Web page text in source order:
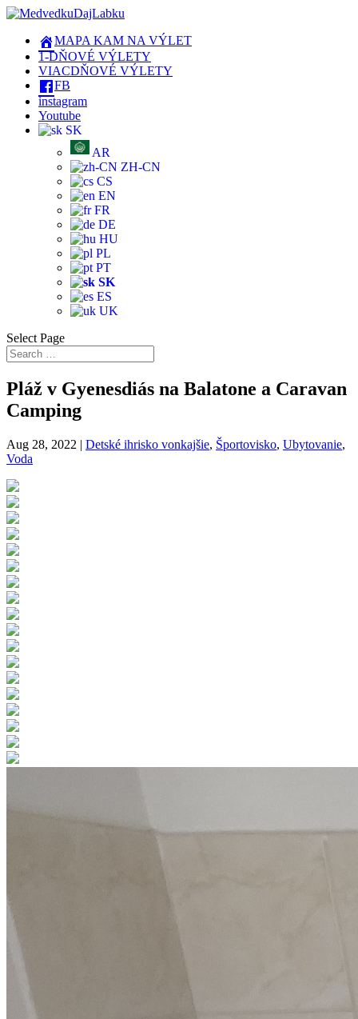
MAPA KAM NA VÝLET
1-DŇOVÉ VÝLETY
VIACDŇOVÉ VÝLETY
FB
instagram
Youtube
SK
AR
ZH-CN
CS
EN
FR
DE
HU
PL
PT
SK
ES
UK
Select Page
Pláž v Gyenesdiás na Balatone a Caravan
Camping
Aug 28, 2022 | Detské ihrisko vonkajšie, Športovisko, Ubytovanie,
Voda